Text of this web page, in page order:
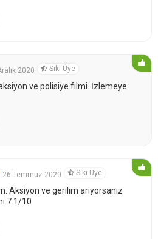
2020 Sıkı Üye
ve polisiye filmi. İzlemeye
26 Temmuz 2020 Sıkı Üye
Aksiyon ve gerilim arıyorsanız
7.1/10